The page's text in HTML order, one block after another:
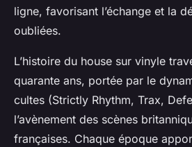
ligne, favorisant l’échange et la
oubliées.
L’histoire du house sur vinyle
quarante ans, portée par le
cultes (Strictly Rhythm, Trax,
l’avènement des scènes
françaises. Chaque époque